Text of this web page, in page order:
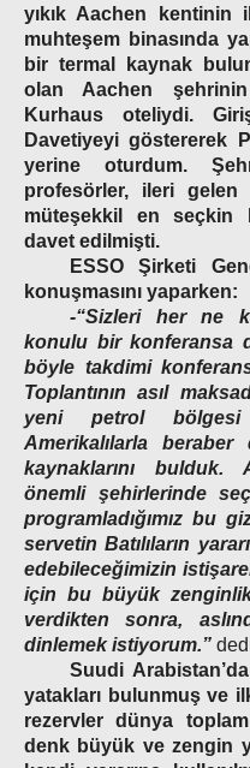
yıkık Aachen
muhteşem binasında
bir termal kaynak
olan Aachen
Kurhaus oteliydi.
Davetiyeyi göstererek
yerine oturdum.
profesörler, ileri gelen
müteşekkil en seçkin
davet edilmişti.
ESSO Şirketi
konuşmasını yaparken:
-“Sizleri her ne
konulu bir konferansa
böyle takdimi
Toplantının asıl
yeni petrol bölgesi
Amerikalılarla
kaynaklarını bulduk.
önemli şehirlerinde
programladığımız bu
servetin Batılıların
edebileceğimizin
için bu büyük
verdikten sonra,
dinlemek istiyorum.”
Suudi
yatakları bulunmuş ve
rezervler dünya
denk büyük ve zengin